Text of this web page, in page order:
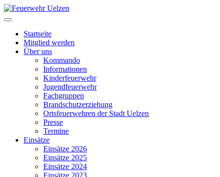
Startseite
Mitglied werden
Über uns
Kommando
Informationen
Kinderfeuerwehr
Jugendfeuerwehr
Fachgruppen
Brandschutzerziehung
Ortsfeuerwehren der Stadt Uelzen
Presse
Termine
Einsätze
Einsätze 2026
Einsätze 2025
Einsätze 2024
Einsätze 2023